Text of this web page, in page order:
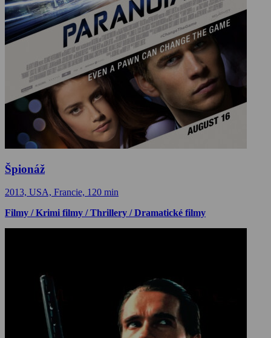
Špionáž
2013, USA, Francie, 120 min
Filmy / Krimi filmy / Thrillery / Dramatické filmy